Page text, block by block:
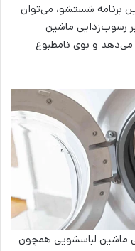
برنامه‌ شستشو، می‌توان
رسوب‌زدایی ماشین
می‌دهد و بوی نامطبوع
ماشین لباسشویی همچون